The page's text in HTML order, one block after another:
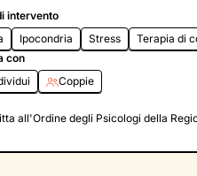
intervento
Ipocondria Stress
Terapia di
con
Coppie
all'Ordine degli Psicologi della